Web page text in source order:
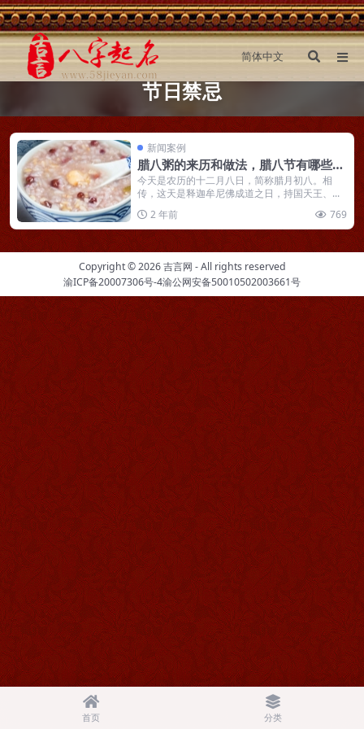
节日禁忌
新闻案例
腊八粥的来历和做法，腊八节有哪些禁
忌
今天是农历的十二月八日，简称腊月初八。相
传，这天是释迦牟尼佛成道之日，持国天王、...
2 年前
769
Copyright © 2026吉言网 - All rights reserved
渝ICP备20007306号-4渝公网安备50010502003661号
首页 分类